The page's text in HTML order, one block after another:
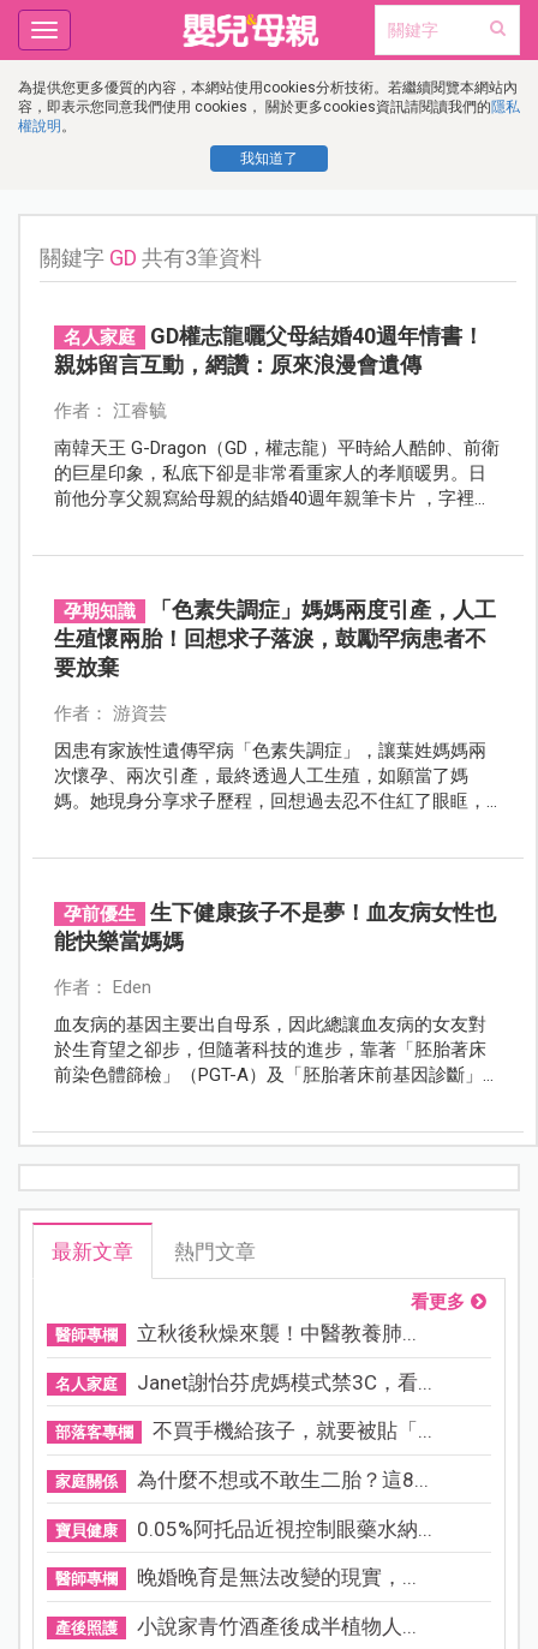
為提供您更多優質的內容，本網站使用cookies分析技術。若繼續閱覽本網站內
容，即表示您同意我們使用 cookies， 關於更多cookies資訊請閱讀我們的隱私
權說明 。
我知道了
Toggle
navigation
關鍵字 GD 共有3筆資料
名人家庭
GD權志龍曬父母結婚40週年情書！
親姊留言互動，網讚：原來浪漫會遺傳
作者： 江睿毓
南韓天王 G-Dragon（GD，權志龍）平時給人酷帥、前衛
的巨星印象，私底下卻是非常看重家人的孝順暖男。日
前他分享父親寫給母親的結婚40週年親筆卡片 ，字裡行
孕期知識
「色素失調症」媽媽兩度引產，人工
生殖懷兩胎！回想求子落淚，鼓勵罕病患者不
要放棄
作者： 游資芸
因患有家族性遺傳罕病「色素失調症」，讓葉姓媽媽兩
次懷孕、兩次引產，最終透過人工生殖，如願當了媽
媽。她現身分享求子歷程，回想過去忍不住紅了眼眶，
孕前優生
生下健康孩子不是夢！血友病女性也
能快樂當媽媽
作者： Eden
血友病的基因主要出自母系，因此總讓血友病的女友對
於生育望之卻步，但隨著科技的進步，靠著「胚胎著床
前染色體篩檢」（PGT-A）及「胚胎著床前基因診斷」
最新文章 熱門文章
看更多
醫師專欄 立秋後秋燥來襲！中醫教養肺...
名人家庭 Janet謝怡芬虎媽模式禁3C，看...
部落客專欄 不買手機給孩子，就要被貼「...
家庭關係 為什麼不想或不敢生二胎？這8...
寶貝健康 0.05%阿托品近視控制眼藥水納...
醫師專欄 晚婚晚育是無法改變的現實，...
產後照護 小說家青竹酒產後成半植物人...